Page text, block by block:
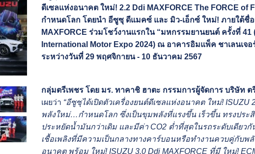
ดีเซลแห่งอนาคต ใหม่! 2.2 Ddi MAXFORCE The FORCE of
กำหนดโลก โดยนำ อีซูซุ ดีแมคซ์ และ มิว-เอ็กซ์ ใหม่! ภายใต้ชื่อ
MAXFORCE ร่วมโชว์งานแรกใน “มหกรรมยานยนต์ ครั้งที่ 41
International Motor Expo 2024) ณ อาคารอิมแพ็ค ชาเลนเจ
ระหว่างวันที่ 29 พฤศจิกายน - 10 ธันวาคม 2567
กลุ่มตรีเพชร โดย มร. ทาคาชิ ฮาตะ กรรมการผู้จัดการ บริษัท ต
เผยว่า “อีซูซุได้เปิดตัวเครื่องยนต์ดีเซลแห่งอนาคต ใหม่! ISUZU
พลังใหม่…กำหนดโลก ซึ่งเป็นขุมพลังที่แรงขึ้น เร็วขึ้น ทรงประ
ประหยัดน้ำมันกว่าเดิม และมีค่า CO2 ต่ำที่สุดในรถระดับเดียว
เชื้อเพลิงที่มีความเป็นกลางทางคาร์บอนหรือทำงานควบคู่กับพลั
อนาคต พร้อม ใหม่! ISUZU 3.0 Ddi MAXFORCE ที่มี ใหม่!